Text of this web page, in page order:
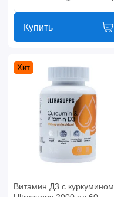
Купить
Хит
Витамин Д3 с куркумином